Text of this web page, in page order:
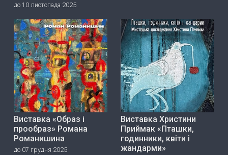
до 10 листопада 2025
Виставка «Образ і
прообраз» Романа
Романишина
до 07 грудня 2025
Виставка Христини
Приймак «Пташки,
годинники, квіти і
жандарми»